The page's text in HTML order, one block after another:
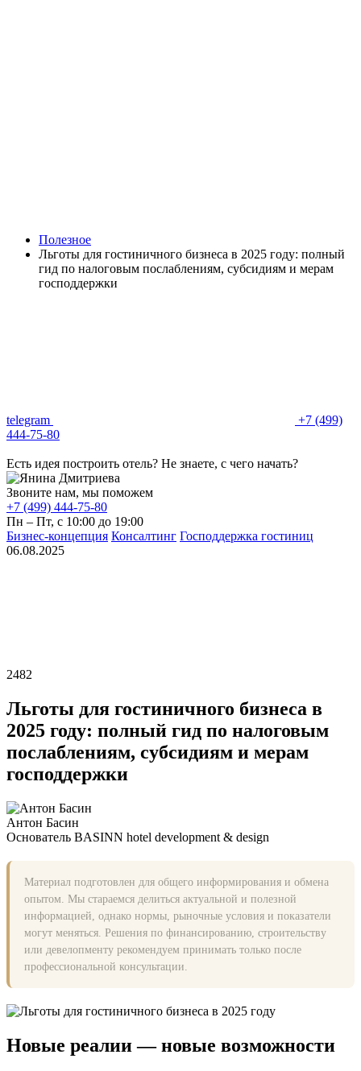
Полезное
Льготы для гостиничного бизнеса в 2025 году: полный
гид по налоговым послаблениям, субсидиям и мерам
господдержки
telegram
+7 (499)
444-75-80
Есть идея построить отель? Не знаете, с чего начать?
Звоните нам, мы поможем
+7 (499) 444-75-80
Пн – Пт, с 10:00 до 19:00
Бизнес‑концепция Консалтинг Господдержка гостиниц
06.08.2025
2482
Льготы для гостиничного бизнеса в
2025 году: полный гид по налоговым
послаблениям, субсидиям и мерам
господдержки
Антон Басин
Основатель BASINN hotel development & design
Материал подготовлен для общего информирования и обмена
опытом. Мы стараемся делиться актуальной и полезной
информацией, однако нормы, рыночные условия и показатели
могут меняться. Решения по финансированию, строительству
или девелопменту рекомендуем принимать только после
профессиональной консультации.
Новые реалии — новые возможности